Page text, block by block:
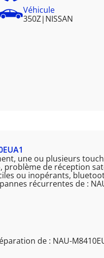
Véhicule
350Z| NISSAN
une ou plusieurs
de réception
ou inopérants,
récurrentes de :
de : NAU-